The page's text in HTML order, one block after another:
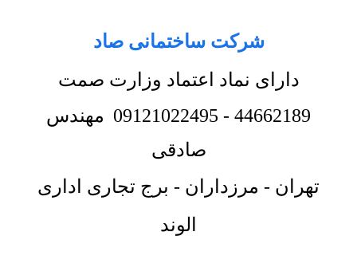
شرکت ساختمانی صاد
دارای نماد اعتماد وزارت صمت
44662189
-
09121022495 مهندس
صادقی
تهران - مرزداران - برج تجاری اداری
الوند